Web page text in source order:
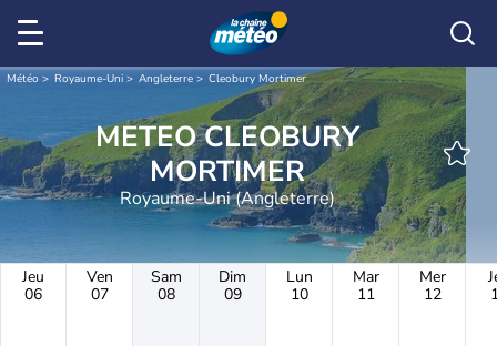
Météo Royaume-Uni Angleterre Cleobury Mortimer
METEO CLEOBURY
MORTIMER
Royaume-Uni (Angleterre)
Jeu
06
Ven
07
Sam
08
Dim
09
Lun
10
Mar
11
Mer
12